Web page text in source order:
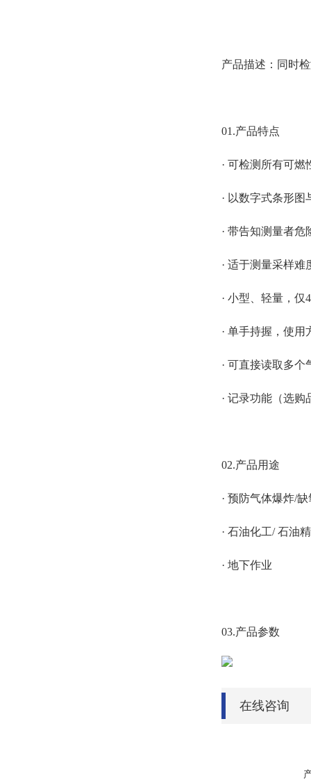
产品描述：同时
01.产品特点
· 可检测所有可
· 以数字式条形
· 带告知测量者
· 适于测量采样
· 小型、轻量，仅
· 单手持握，使用
· 可直接读取多
· 记录功能（选购
02.产品用途
· 预防气体爆炸/缺
· 石油化工/ 石油
· 地下作业
03.产品参数
在线咨询